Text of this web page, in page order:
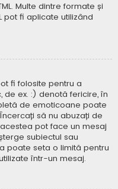
Multe dintre formate și
pot fi aplicate utilizând
fi folosite pentru a
de ex. :) denotă fericire, în
de emoticoane poate
să nu abuzați de
pot face un mesaj
subiectul sau
poate seta o limită pentru
într-un mesaj.